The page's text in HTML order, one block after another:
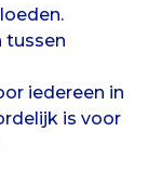
tussen
iedereen in
is voor